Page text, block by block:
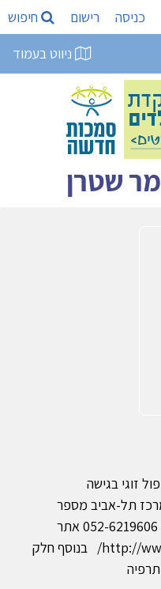
כניסה רישום חיפוש
ניווט בעמוד
שטרן
זוגי בגישה
תל-אביב מספר
טלפון לבירורים ולקביעת פגישה - 052-6219606 אתר
אינטרנט - http://www.omershtern.com/ בנוסף חלק